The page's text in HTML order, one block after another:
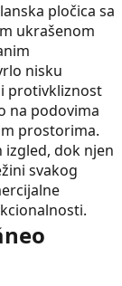
pločica sa
ukrašenom
nisku
protivkliznost
na podovima
prostorima.
izgled, dok njen
svakog